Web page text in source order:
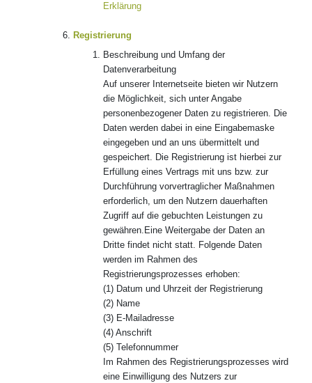
Erklärung
Registrierung
Beschreibung und Umfang der
Datenverarbeitung
Auf unserer Internetseite bieten wir Nutzern
die Möglichkeit, sich unter Angabe
personenbezogener Daten zu registrieren. Die
Daten werden dabei in eine Eingabemaske
eingegeben und an uns übermittelt und
gespeichert. Die Registrierung ist hierbei zur
Erfüllung eines Vertrags mit uns bzw. zur
Durchführung vorvertraglicher Maßnahmen
erforderlich, um den Nutzern dauerhaften
Zugriff auf die gebuchten Leistungen zu
gewähren.Eine Weitergabe der Daten an
Dritte findet nicht statt. Folgende Daten
werden im Rahmen des
Registrierungsprozesses erhoben:
(1) Datum und Uhrzeit der Registrierung
(2) Name
(3) E-Mailadresse
(4) Anschrift
(5) Telefonnummer
Im Rahmen des Registrierungsprozesses wird
eine Einwilligung des Nutzers zur